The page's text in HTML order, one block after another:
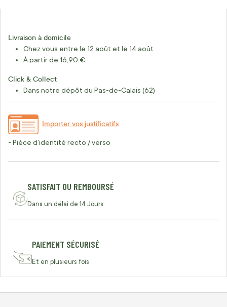
Livraison à domicile
Chez vous entre le 12 août et le 14 août
À partir de 16,90 €
Click & Collect
Dans notre dépôt du Pas-de-Calais (62)
Importer vos justificatifs
- Pièce d'identité recto / verso
SATISFAIT OU REMBOURSÉ
Dans un délai de 14 Jours
PAIEMENT SÉCURISÉ
Et en plusieurs fois